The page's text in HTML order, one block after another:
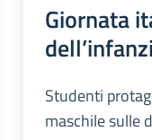
Giornata
Studenti
maschile sulle